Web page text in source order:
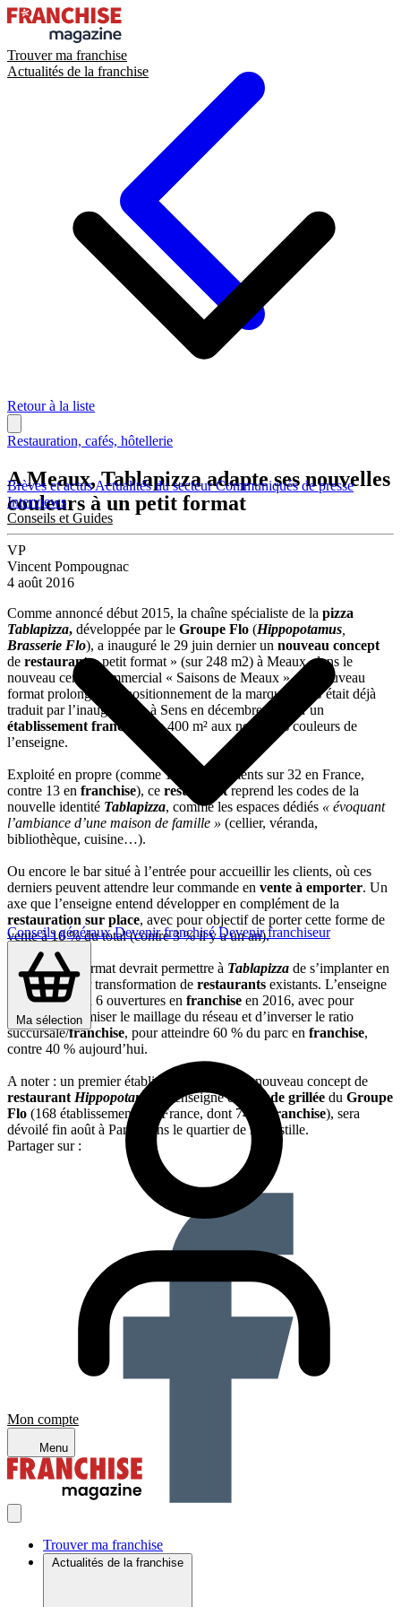
Trouver ma franchise
Actualités de la franchise
Brèves et actusActualités du secteurCommuniqués de presse
Interviews
Conseils et Guides
Conseils générauxDevenir franchiséDevenir franchiseur
Ma sélection
Mon compte
Menu
Trouver ma franchise
Actualités de la franchise
Retour à la liste
Restauration, cafés, hôtellerie
A Meaux, Tablapizza adapte ses nouvelles
couleurs à un petit format
VP
Vincent Pompougnac
4 août 2016
Comme annoncé début 2015, la chaîne spécialiste de la pizza
Tablapizza, développée par le Groupe Flo (Hippopotamus
Brasserie Flo), a inauguré le 29 juin dernier un nouveau concept
de restaurant« petit format » (sur 248 m2) à Meaux, dans le
nouveau centre commercial « Saisons de Meaux ». Ce nouveau
format prolonge le repositionnement de la marque, qui s’était déjà
traduit par l’inauguration à Sens en décembre 2015 d’un
établissement franchisé
de 400 m² aux nouvelles couleurs de
l’enseigne.
Exploité en propre (comme 19 établissements sur 32 en France,
contre 13 en franchise), ce restaurantreprend les codes de la
nouvelle identité Tablapizza, comme les espaces dédiés « évoquant
l’ambiance d’une maison de famille » (cellier, véranda,
bibliothèque, cuisine…).
Ou encore le bar situé à l’entrée pour accueillir les clients, où ces
derniers peuvent attendre leur commande en vente à emporter. Un
axe que l’enseigne entend développer en complément de la
restauration sur place, avec pour objectif de porter cette forme de
vente à 10 % du total (contre 3 % il y a un an).
Ce nouveau format devrait permettre à Tablapizza de s’implanter en
centre-ville par transformation de restaurants existants. L’enseigne
programme 4 à 6 ouvertures en franchise en 2016, avec pour
objectif d’optimiser le maillage du réseau et d’inverser le ratio
succursale/franchise, pour atteindre 60 % du parc en franchise,
contre 40 % aujourd’hui.
A noter : un premier établissement pilote au nouveau concept de
restaurant Hippopotamus , l’enseigne de viande grillée du Groupe
Flo (168 établissements en France, dont 74 en franchise), sera
dévoilé fin août à Paris, dans le quartier de la Bastille.
Partager sur :